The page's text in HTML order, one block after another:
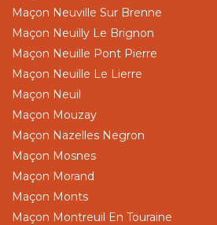
Maçon Neuville Sur Brenne
Maçon Neuilly Le Brignon
Maçon Neuille Pont Pierre
Maçon Neuille Le Lierre
Maçon Neuil
Maçon Mouzay
Maçon Nazelles Negron
Maçon Mosnes
Maçon Morand
Maçon Monts
Maçon Montreuil En Touraine